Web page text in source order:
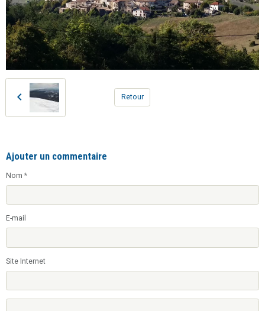
Retour
Ajouter un commentaire
Nom
E-mail
Site Internet